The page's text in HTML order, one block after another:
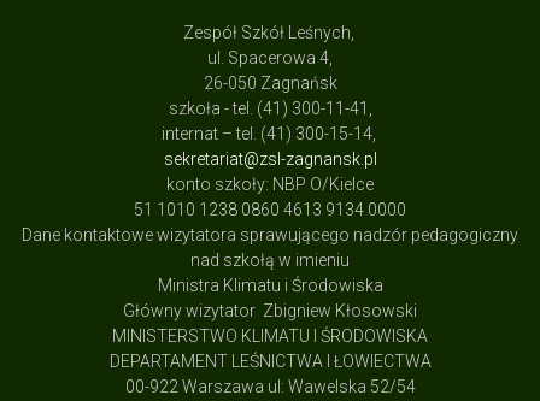
Zespół Szkół Leśnych,
ul. Spacerowa 4,
26-050 Zagnańsk
szkoła - tel. (41) 300-11-41,
internat – tel. (41) 300-15-14,
sekretariat@zsl-zagnansk.pl
konto szkoły: NBP O/Kielce
51 1010 1238 0860 4613 9134 0000
Dane kontaktowe wizytatora sprawującego nadzór pedagogiczny
nad szkołą w imieniu
Ministra Klimatu i Środowiska
Główny wizytator Zbigniew Kłosowski
MINISTERSTWO KLIMATU I ŚRODOWISKA
DEPARTAMENT LEŚNICTWA I ŁOWIECTWA
00-922 Warszawa ul: Wawelska 52/54